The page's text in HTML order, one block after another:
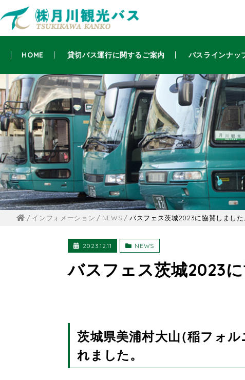
HOME 貸切バス運行に関するご案内 バスラインナッ
インフォメーション NEWS バスフェス茨城2023に協賛しました
2023.12.11 NEWS
バスフェス茨城2023に
茨城県美浦村大山（稲フォル
れました。